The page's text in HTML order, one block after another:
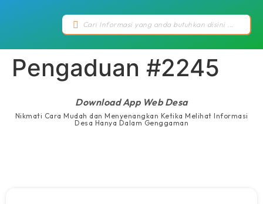
Pengaduan #2245
Download App Web Desa
Nikmati Cara Mudah dan Menyenangkan Ketika Melihat Informasi
Desa Hanya Dalam Genggaman